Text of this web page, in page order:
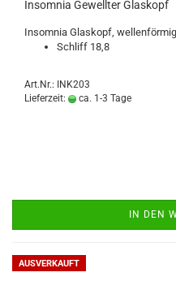
Insomnia Gewellter Glaskopf
Insomnia Glaskopf,
Schliff 18,8
Art.Nr.: INK203
Lieferzeit:
ca. 1-3 Tage
IN DEN
AUSVERKAUFT